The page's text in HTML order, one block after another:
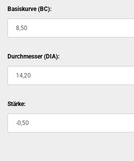
Basiskurve (BC):
Durchmesser (DIA):
Stärke: